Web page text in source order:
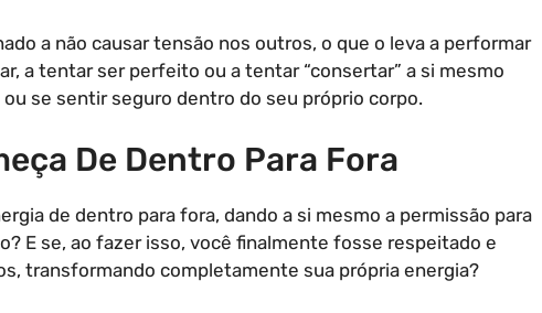
a não causar tensão nos outros, o que o leva a performar
a tentar ser perfeito ou a tentar “consertar” a si mesmo
se sentir seguro dentro do seu próprio corpo.
De Dentro Para Fora
de dentro para fora, dando a si mesmo a permissão para
E se, ao fazer isso, você finalmente fosse respeitado e
transformando completamente sua própria energia?